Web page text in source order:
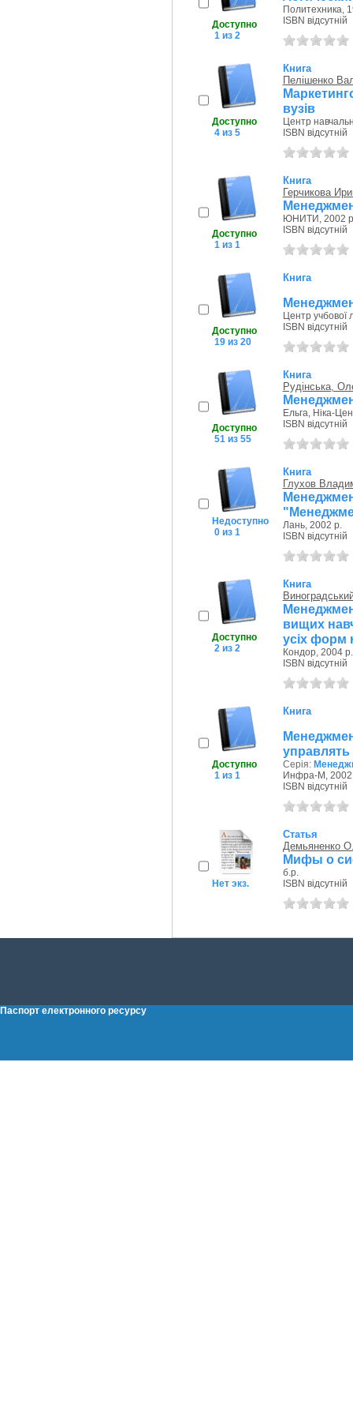
Доступно
1 из 2
Политехника,
ISBN відсутній
Доступно
4 из 5
Книга
Пелішенко
вузів
Центр
ISBN відсутній
Доступно
1 из 1
Книга
Герчикова
ЮНИТИ, 2002
ISBN відсутній
Доступно
19 из 20
Книга
Центр учбової
ISBN відсутній
Доступно
51 из 55
Книга
Рудінська,
Ельга, Ніка-
ISBN відсутній
Недоступно
0 из 1
Книга
Глухов
Лань, 2002 р.
ISBN відсутній
Доступно
2 из 2
Книга
вищих
усіх форм
Кондор, 2004 р.
ISBN відсутній
Доступно
1 из 1
Книга
управлять
Серія:
Инфра-М, 2002
ISBN відсутній
Нет экз.
Статья
Демьяненко
Мифы о
б.р.
ISBN відсутній
Паспорт електронного ресурсу